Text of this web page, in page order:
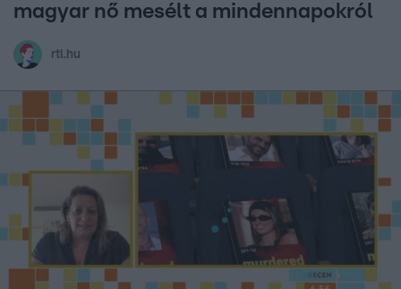
magyar nő mesélt a mindennapokról
rtl.hu